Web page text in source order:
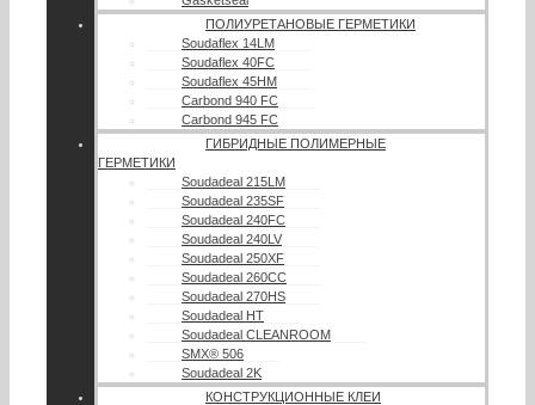
ПОЛИУРЕТАНОВЫЕ ГЕРМЕТИКИ
Soudaflex 14LM
Soudaflex 40FC
Soudaflex 45HM
Carbond 940 FC
Carbond 945 FC
ГИБРИДНЫЕ ПОЛИМЕРНЫЕ
ГЕРМЕТИКИ
Soudadeal 215LM
Soudadeal 235SF
Soudadeal 240FC
Soudadeal 240LV
Soudadeal 250XF
Soudadeal 260CC
Soudadeal 270HS
Soudadeal HT
Soudadeal CLEANROOM
SMX® 506
Soudadeal 2K
КОНСТРУКЦИОННЫЕ КЛЕИ